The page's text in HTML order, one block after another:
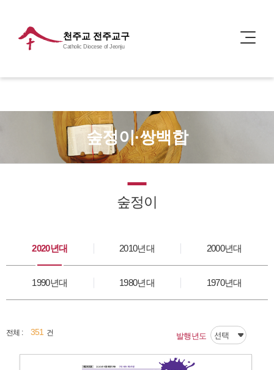
천주교 전주교구
Catholic Diocese of Jeonju
숲정이·쌍백합
숲정이
2020년대 2010년대 2000년대
1990년대 1980년대 1970년대
전체 : 351 건 발행년도